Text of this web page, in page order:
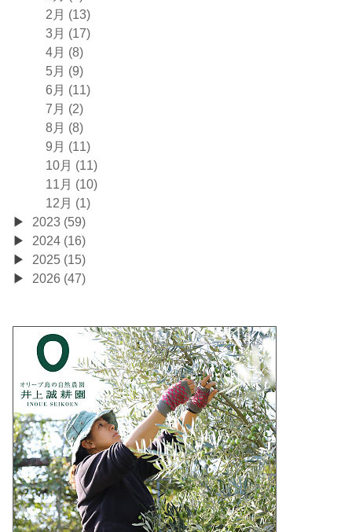
2月 (13)
3月 (17)
4月 (8)
5月 (9)
6月 (11)
7月 (2)
8月 (8)
9月 (11)
10月 (11)
11月 (10)
12月 (1)
2023 (59)
2024 (16)
2025 (15)
2026 (47)